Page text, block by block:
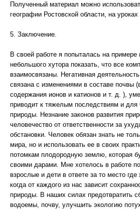
Полученный материал можно
географии Ростовской области, на
5. Заключение.
В своей работе я попыталась на примере
небольшого хутора показать, что все
взаимосвязаны. Негативная
связана с изменениями в составе почвы
содержания ионов и катионов и т. д. ),
приводит к тяжелым последствиям и для
природы. Незнание законов развития
человечество от ответственности за
обстановки. Человек обязан знать не
мира, но и использовать ее в своих
потомкам плодородную землю, которая
своими дарами. Мне хотелось в работе
взрослые и дети в ответе за то место
когда от каждого из нас зависит
природы. В наших силах предотвратить
водоемы, почву, улучшить экологию